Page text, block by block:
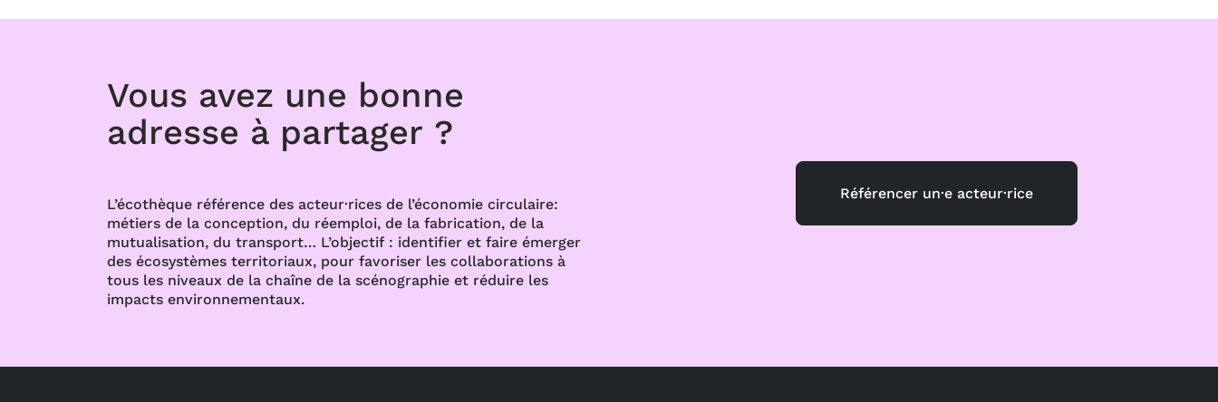
Vous avez une bonne
adresse à partager ?
L’écothèque référence des acteur·rices de l’économie circulaire:
métiers de la conception, du réemploi, de la fabrication, de la
mutualisation, du transport… L’objectif : identifier et faire émerger
des écosystèmes territoriaux, pour favoriser les collaborations à
tous les niveaux de la chaîne de la scénographie et réduire les
impacts environnementaux.
Référencer un·e acteur·rice